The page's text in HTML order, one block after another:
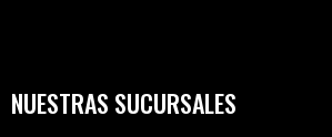
NUESTRAS SUCURSALES